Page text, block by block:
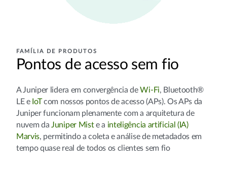
FAMÍLIA DE PRODUTOS
Pontos de acesso sem fio
A Juniper lidera em convergência deWi-Fi, Bluetooth®
LE e IoTcom nossos pontos de acesso (APs). Os APs da
Juniper funcionam plenamente com a arquitetura de
nuvem daJuniper Miste a inteligência artificial (IA)
Marvis, permitindo a coleta e análise de metadados em
tempo quase real de todos os clientes sem fio